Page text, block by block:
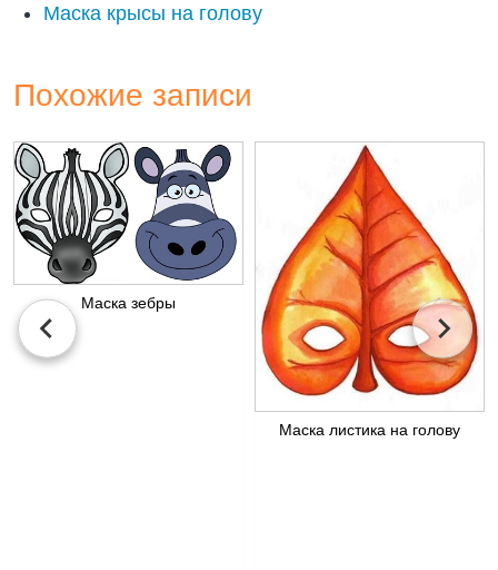
Маска крысы на голову
Похожие записи
Маска зебры
Маска листика на голову